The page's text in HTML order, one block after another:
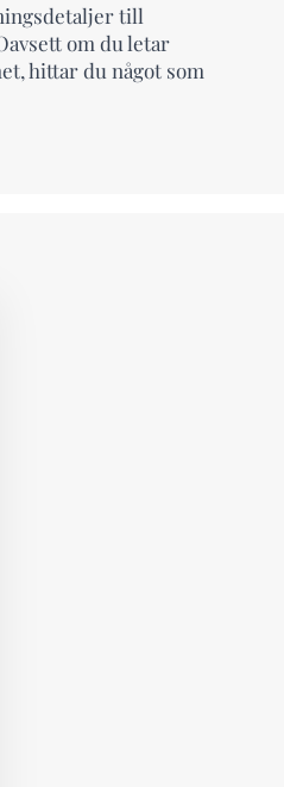
till
om du letar
hittar du något som